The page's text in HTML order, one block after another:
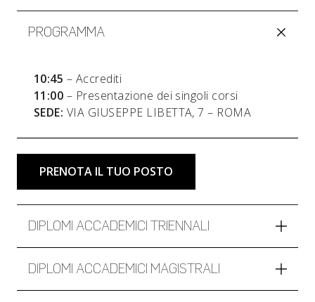
PROGRAMMA
10:45 – Accrediti
11:00 – Presentazione dei singoli corsi
SEDE: VIA GIUSEPPE LIBETTA, 7 – ROMA
PRENOTA IL TUO POSTO
DIPLOMI ACCADEMICI TRIENNALI
DIPLOMI ACCADEMICI MAGISTRALI